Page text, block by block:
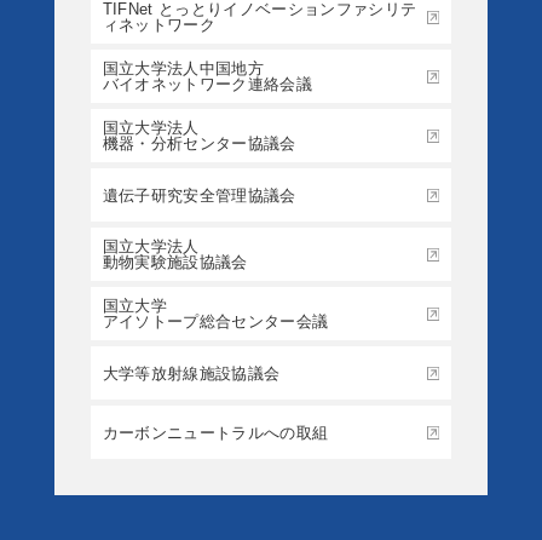
TIFNet とっとりイノベーションファシリテ
ィネットワーク
国立大学法人中国地方
バイオネットワーク連絡会議
国立大学法人
機器・分析センター協議会
遺伝子研究安全管理協議会
国立大学法人
動物実験施設協議会
国立大学
アイソトープ総合センター会議
大学等放射線施設協議会
カーボンニュートラルへの取組